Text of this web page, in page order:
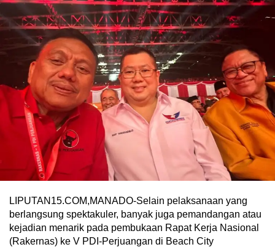
LIPUTAN15.COM,MANADO-Selain pelaksanaan yang
berlangsung spektakuler, banyak juga pemandangan atau
kejadian menarik pada pembukaan Rapat Kerja Nasional
(Rakernas) ke V PDI-Perjuangan di Beach City